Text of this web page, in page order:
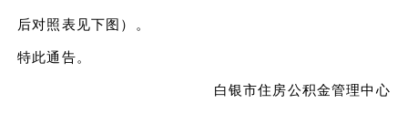
后对照表见下图）。
特此通告。
白银市住房公积金管理中心